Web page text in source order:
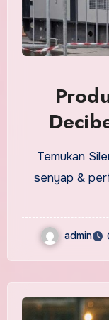
Temukan
senyap &
admin